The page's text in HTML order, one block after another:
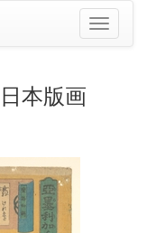
切
换
本版画